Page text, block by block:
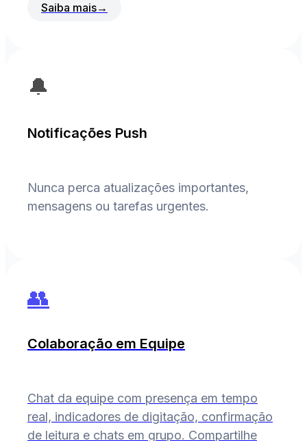
Saiba mais→
🔔
Notificações Push
Nunca perca atualizações importantes,
mensagens ou tarefas urgentes.
👥
Colaboração em Equipe
Chat da equipe com presença em tempo
real, indicadores de digitação, confirmação
de leitura e chats em grupo. Compartilhe